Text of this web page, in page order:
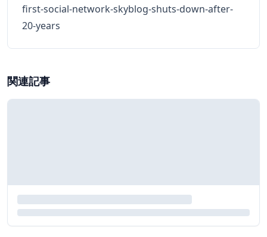
first-social-network-skyblog-shuts-down-after-
20-years
関連記事